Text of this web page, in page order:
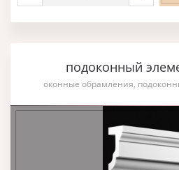
подоконный
оконные обрамления,